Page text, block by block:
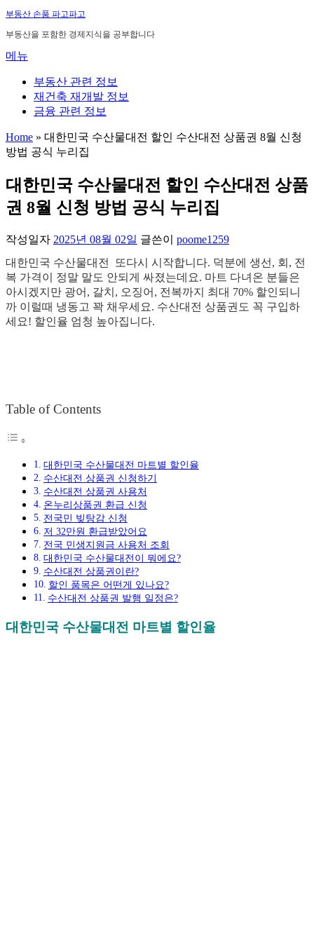
내
용
로
부동산 손품 파고파고
부동산을 포함한 경제지식을 공부합니다
메뉴
부동산 관련 정보
재건축 재개발 정보
금융 관련 정보
Home » 대한민국 수산물대전 할인 수산대전 상품권 8월 신청
방법 공식 누리집
대한민국 수산물대전 할인 수산대전 상품
권 8월 신청 방법 공식 누리집
작성일자 2025년 08월 02일 글쓴이 poome1259
대한민국 수산물대전 또다시 시작합니다. 덕분에 생선, 회, 전
복 가격이 정말 말도 안되게 싸졌는데요. 마트 다녀온 분들은
아시겠지만 광어, 갈치, 오징어, 전복까지 최대 70% 할인되니
까 이럴때 냉동고 꽉 채우세요. 수산대전 상품권도 꼭 구입하
세요! 할인율 엄청 높아집니다.
Table of Contents
대한민국 수산물대전 마트별 할인율
수산대전 상품권 신청하기
수산대전 상품권 사용처
온누리상품권 환급 신청
전국민 빚탕감 신청
저 32만원 환급받았어요
전국 민생지원금 사용처 조회
대한민국 수산물대전이 뭐에요?
수산대전 상품권이란?
할인 품목은 어떤게 있나요?
수산대전 상품권 발행 일정은?
대한민국 수산물대전 마트별 할인율